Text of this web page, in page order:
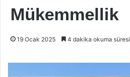
Mükemmellik
19 Ocak 2025 4 dakika okuma süresi